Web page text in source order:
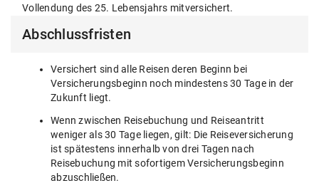
Vollendung des 25. Lebensjahrs mitversichert.
Abschlussfristen
Versichert sind alle Reisen deren Beginn bei
Versicherungsbeginn noch mindestens 30 Tage in der
Zukunft liegt.
Wenn zwischen Reisebuchung und Reiseantritt
weniger als 30 Tage liegen, gilt: Die Reiseversicherung
ist spätestens innerhalb von drei Tagen nach
Reisebuchung mit sofortigem Versicherungsbeginn
abzuschließen.